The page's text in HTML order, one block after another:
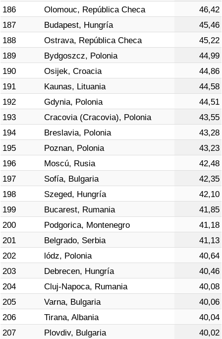
186
Olomouc, República Checa
46,42
187
Budapest, Hungría
45,46
188
Ostrava, República Checa
45,22
189
Bydgoszcz, Polonia
44,99
190
Osijek, Croacia
44,86
191
Kaunas, Lituania
44,58
192
Gdynia, Polonia
44,51
193
Cracovia (Cracovia), Polonia
43,55
194
Breslavia, Polonia
43,28
195
Poznan, Polonia
43,23
196
Moscú, Rusia
42,48
197
Sofía, Bulgaria
42,35
198
Szeged, Hungría
42,10
199
Bucarest, Rumania
41,85
200
Podgorica, Montenegro
41,18
201
Belgrado, Serbia
41,13
202
lódz, Polonia
40,64
203
Debrecen, Hungría
40,46
204
Cluj-Napoca, Rumania
40,08
205
Varna, Bulgaria
40,06
206
Tirana, Albania
40,04
207
Plovdiv, Bulgaria
40,02